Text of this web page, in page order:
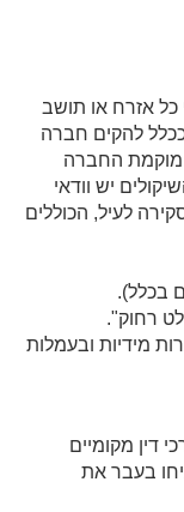
כל אזרח או תושב
ישראל מאז הליברליזציה במאי 98. ככלל להקים חברה
$ תלוי היכן מוקמת החברה
יש וודאי
לעיל, הכוללים
בכלל).
רחוק".
מידיות ובעמלות
דין מקומיים
בעבר את